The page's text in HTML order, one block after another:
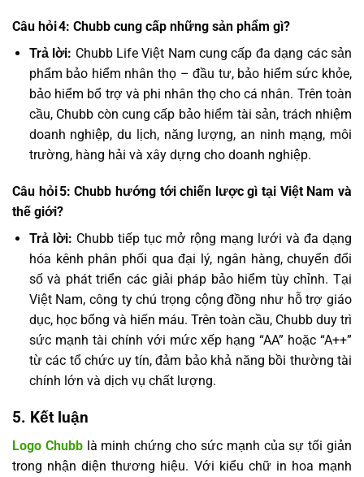
Câu hỏi 4: Chubb cung cấp những sản phẩm gì?
Trả lời: Chubb Life Việt Nam cung cấp đa dạng các sản
phẩm bảo hiểm nhân thọ – đầu tư, bảo hiểm sức khỏe,
bảo hiểm bổ trợ và phi nhân thọ cho cá nhân. Trên toàn
cầu, Chubb còn cung cấp bảo hiểm tài sản, trách nhiệm
doanh nghiệp, du lịch, năng lượng, an ninh mạng, môi
trường, hàng hải và xây dựng cho doanh nghiệp.
Câu hỏi 5: Chubb hướng tới chiến lược gì tại Việt Nam và
thế giới?
Trả lời: Chubb tiếp tục mở rộng mạng lưới và đa dạng
hóa kênh phân phối qua đại lý, ngân hàng, chuyển đổi
số và phát triển các giải pháp bảo hiểm tùy chỉnh. Tại
Việt Nam, công ty chú trọng cộng đồng như hỗ trợ giáo
dục, học bổng và hiến máu. Trên toàn cầu, Chubb duy trì
sức mạnh tài chính với mức xếp hạng “AA” hoặc “A++”
từ các tổ chức uy tín, đảm bảo khả năng bồi thường tài
chính lớn và dịch vụ chất lượng.
5. Kết luận
Logo Chubblà minh chứng cho sức mạnh của sự tối giản
trong nhận diện thương hiệu. Với kiểu chữ in hoa mạnh